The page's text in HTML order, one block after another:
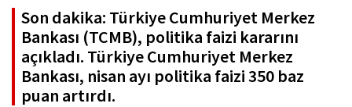
Son dakika: Türkiye Cumhuriyet Merkez
Bankası (TCMB), politika faizi kararını
açıkladı. Türkiye Cumhuriyet Merkez
Bankası, nisan ayı politika faizi 350 baz
puan artırdı.